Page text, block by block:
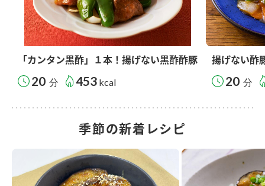
「カンタン黒酢」１本！揚げない黒酢酢豚
20 分 453 kcal
揚げない酢
20 分
季節の新着レシピ